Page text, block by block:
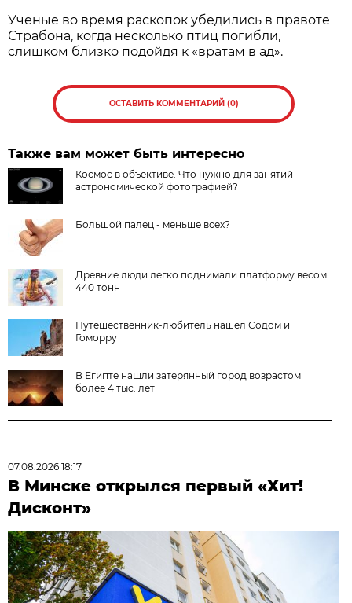
Ученые во время раскопок убедились в правоте
Страбона, когда несколько птиц погибли,
слишком близко подойдя к «вратам в ад».
ОСТАВИТЬ КОММЕНТАРИЙ (0)
Также вам может быть интересно
Космос в объективе. Что нужно для занятий
астрономической фотографией?
Большой палец - меньше всех?
Древние люди легко поднимали платформу весом
440 тонн
Путешественник-любитель нашел Содом и
Гоморру
В Египте нашли затерянный город возрастом
более 4 тыс. лет
07.08.2026 18:17
В Минске открылся первый «Хит!
Дисконт»